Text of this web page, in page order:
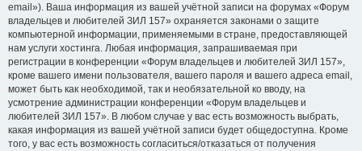
email»). Ваша информация из вашей учётной записи на форумах «Форум
владельцев и любителей ЗИЛ 157» охраняется законами о защите
компьютерной информации, применяемыми в стране, предоставляющей
нам услуги хостинга. Любая информация, запрашиваемая при
регистрации в конференции «Форум владельцев и любителей ЗИЛ 157»,
кроме вашего имени пользователя, вашего пароля и вашего адреса email,
может быть как необходимой, так и необязательной ко вводу, на
усмотрение администрации конференции «Форум владельцев и
любителей ЗИЛ 157». В любом случае у вас есть возможность выбрать,
какая информация из вашей учётной записи будет общедоступна. Кроме
того, у вас есть возможность согласиться/отказаться от получения